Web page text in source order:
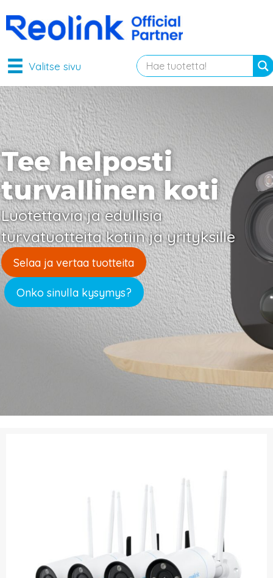
Valitse sivu
Tee helposti
turvallinen koti
Luotettavia ja edullisia
turvatuotteita kotiin ja yrityksille
Selaa ja vertaa tuotteita
Onko sinulla kysymys?